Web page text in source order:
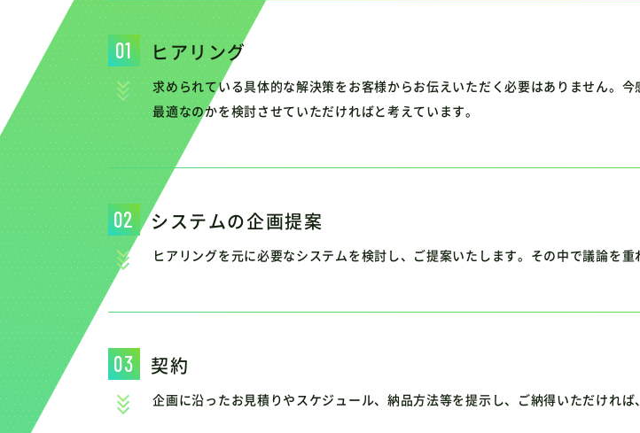
ヒアリング
求められている具体的な解決策をお客様からお伝えいただく必要はありません。
最適なのかを検討させていただければと考えています。
システムの企画提案
ヒアリングを元に必要なシステムを検討し、ご提案いたします。その中で議論を
契約
企画に沿ったお見積りやスケジュール、納品方法等を提示し、ご納得いただければ